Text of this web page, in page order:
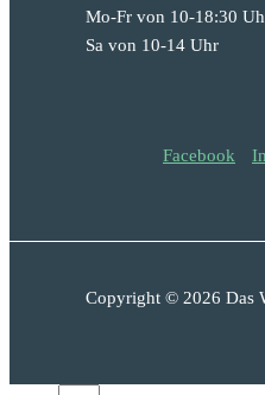
Mo-Fr von 10-18:30
Sa von 10-14 Uhr
Facebook
Copyright © 2026 Das